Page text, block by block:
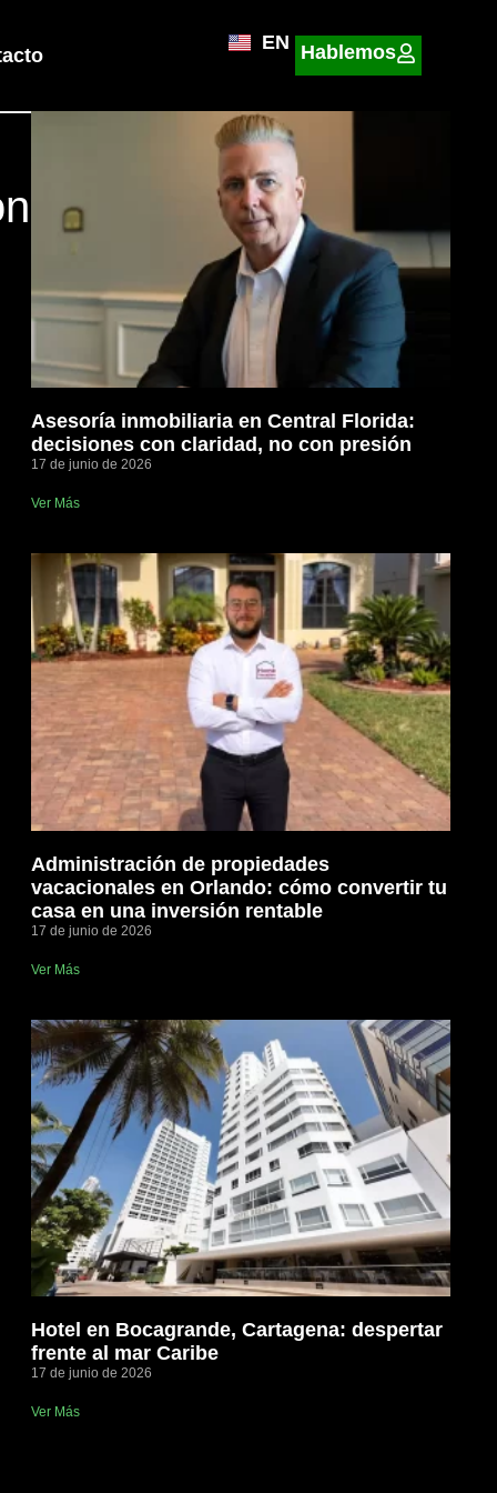
EN Hablemos
Asesoría inmobiliaria en Central Florida:
decisiones con claridad, no con presión
17 de junio de 2026
Ver Más
Administración de propiedades
vacacionales en Orlando: cómo convertir tu
casa en una inversión rentable
17 de junio de 2026
Ver Más
Hotel en Bocagrande, Cartagena: despertar
frente al mar Caribe
17 de junio de 2026
Ver Más